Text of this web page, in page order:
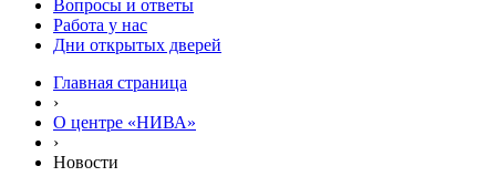
Вопросы и ответы
Работа у нас
Дни открытых дверей
Главная страница
›
О центре «НИВА»
›
Новости